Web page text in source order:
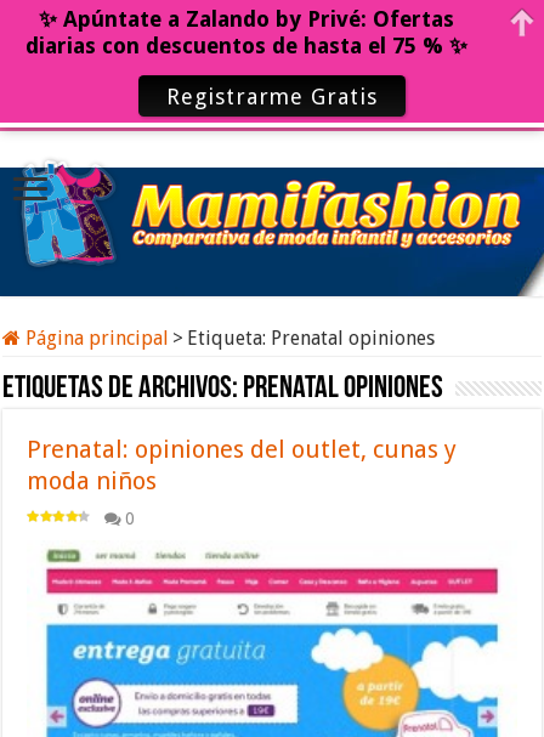
Página principal > Etiqueta: Prenatal opiniones
Etiquetas de archivos: Prenatal opiniones
Prenatal: opiniones del outlet, cunas y
moda niños
0
✨ Apúntate a Zalando by Privé: Ofertas
diarias con descuentos de hasta el 75 % ✨
Registrarme Gratis